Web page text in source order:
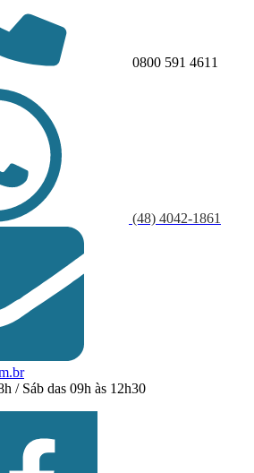
0800 591 4611
(48) 4042-1861
/ Sáb das 09h às 12h30